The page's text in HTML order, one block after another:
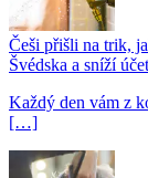
Češi přišli na trik,
Švédska a sníží
Každý den vám z
[…]